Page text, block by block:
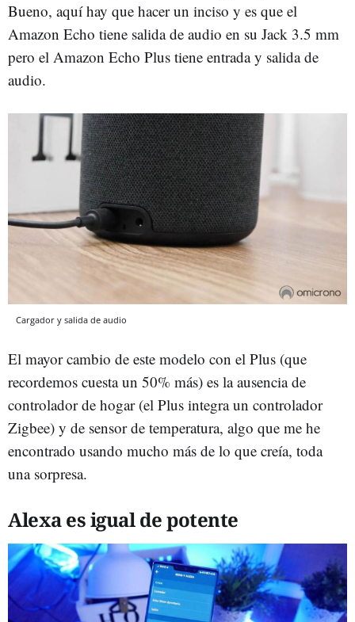
Bueno, aquí hay que hacer un inciso y es que el
Amazon Echo tiene salida de audio en su Jack 3.5 mm
pero el Amazon Echo Plus tiene entrada y salida de
audio.
Cargador y salida de audio
El mayor cambio de este modelo con el Plus (que
recordemos cuesta un 50% más) es la ausencia de
controlador de hogar (el Plus integra un controlador
Zigbee) y de sensor de temperatura, algo que me he
encontrado usando mucho más de lo que creía, toda
una sorpresa.
Alexa es igual de potente